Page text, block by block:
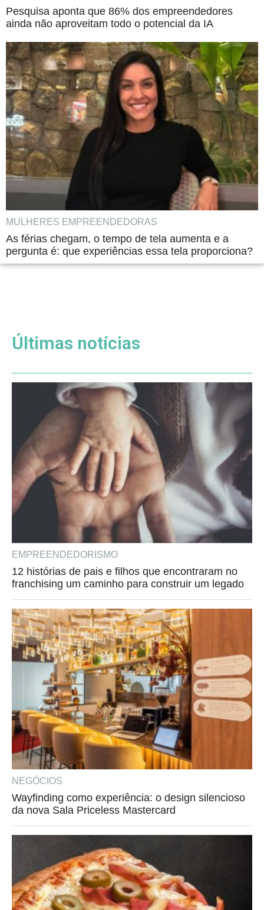
Pesquisa aponta que 86% dos empreendedores
ainda não aproveitam todo o potencial da IA
MULHERES EMPREENDEDORAS
As férias chegam, o tempo de tela aumenta e a
pergunta é: que experiências essa tela proporciona?
Últimas notícias
EMPREENDEDORISMO
12 histórias de pais e filhos que encontraram no
franchising um caminho para construir um legado
NEGÓCIOS
Wayfinding como experiência: o design silencioso
da nova Sala Priceless Mastercard